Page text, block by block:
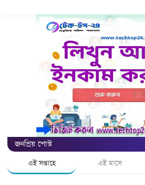
গ্যাজেট
রেজিস্ট্রেশন ও লেখার পদ্ধতি
আকর্ষণীয় তথ্য
লেখার নিয়মাবলী
বিনোদন
শিক্ষা
পাঁচমিশালী
জনপ্রিয় পোস্ট
এই সপ্তাহে এই মাসে